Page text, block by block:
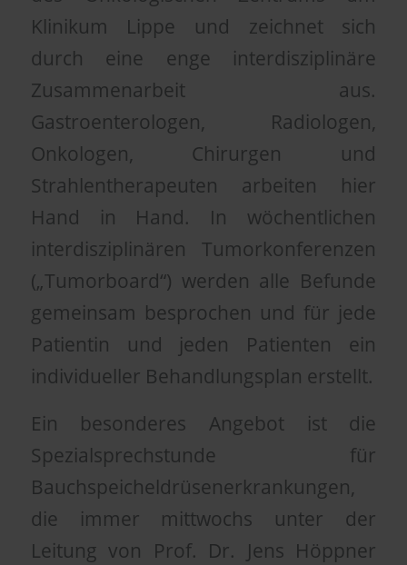
Klinikum Lippe und zeichnet sich
durch eine enge interdisziplinäre
Zusammenarbeit aus.
Gastroenterologen, Radiologen,
Onkologen, Chirurgen und
Strahlentherapeuten arbeiten hier
Hand in Hand. In wöchentlichen
interdisziplinären Tumorkonferenzen
(„Tumorboard“) werden alle Befunde
gemeinsam besprochen und für jede
Patientin und jeden Patienten ein
individueller Behandlungsplan erstellt.
Ein besonderes Angebot ist die
Spezialsprechstunde für
Bauchspeicheldrüsenerkrankungen,
die immer mittwochs unter der
Leitung von Prof. Dr. Jens Höppner